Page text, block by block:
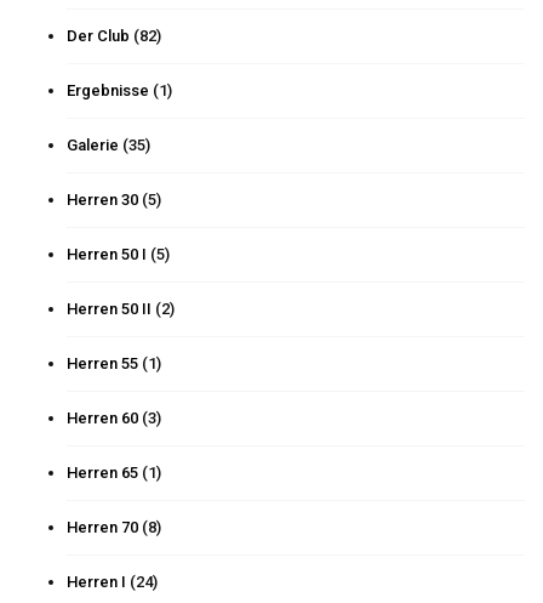
Der Club (82)
Ergebnisse (1)
Galerie (35)
Herren 30 (5)
Herren 50 I (5)
Herren 50 II (2)
Herren 55 (1)
Herren 60 (3)
Herren 65 (1)
Herren 70 (8)
Herren I (24)